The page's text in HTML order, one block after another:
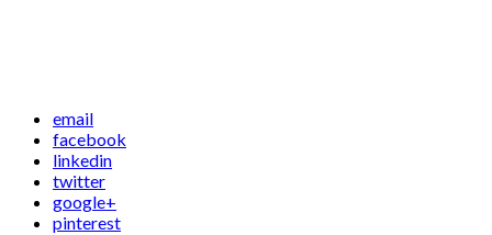
email
facebook
linkedin
twitter
google+
pinterest